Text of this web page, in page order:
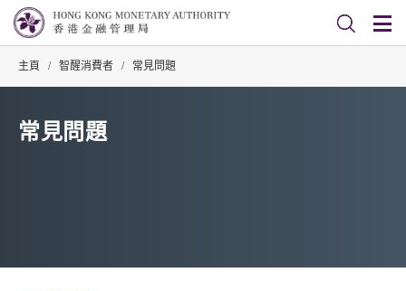
主頁 / 智醒消費者 / 常見問題
常見問題